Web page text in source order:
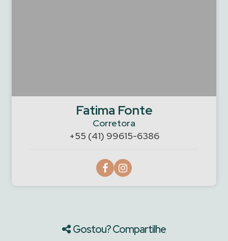
Fatima Fonte
+55 (41) 99615-6386
Corretora
Gostou? Compartilhe